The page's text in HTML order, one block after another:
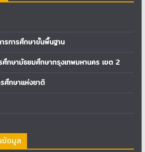
รการศึกษาขั้นพื้นฐาน
ศึกษามัธยมศึกษากรุงเทพมหานคร เขต 2
ศึกษาแห่งชาติ
ข้อมูล